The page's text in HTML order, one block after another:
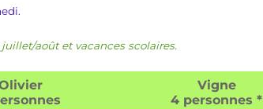
août et vacances scolaires.
Vigne
4 personnes *